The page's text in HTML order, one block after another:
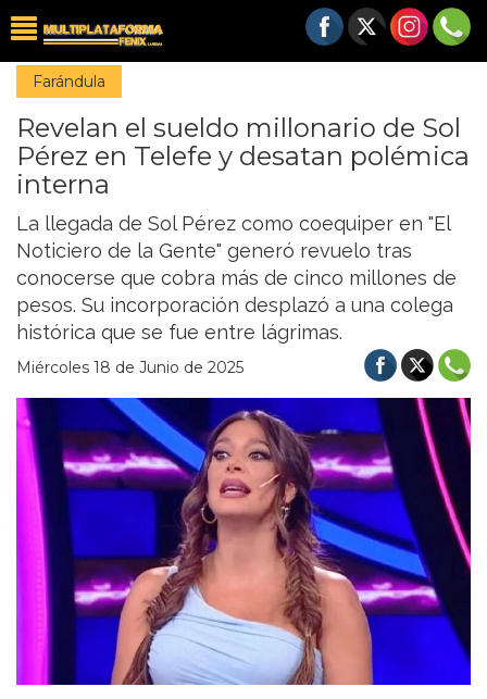
Farándula
Revelan el sueldo millonario de Sol
Pérez en Telefe y desatan polémica
interna
La llegada de Sol Pérez como coequiper en "El
Noticiero de la Gente" generó revuelo tras
conocerse que cobra más de cinco millones de
pesos. Su incorporación desplazó a una colega
histórica que se fue entre lágrimas.
Miércoles 18 de Junio de 2025